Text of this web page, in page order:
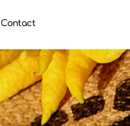
Contact